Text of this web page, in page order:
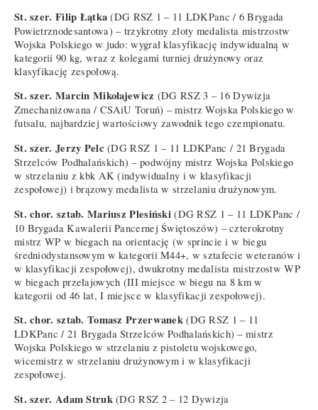
St. szer. Filip Łątka (DG RSZ 1 – 11 LDKPanc / 6 Brygada
Powietrznodesantowa) – trzykrotny złoty medalista mistrzostw
Wojska Polskiego w judo: wygrał klasyfikację indywidualną w
kategorii 90 kg, wraz z kolegami turniej drużynowy oraz
klasyfikację zespołową.
St. szer. Marcin Mikołajewicz (DG RSZ 3 – 16 Dywizja
Zmechanizowana / CSAiU Toruń) – mistrz Wojska Polskiego w
futsalu, najbardziej wartościowy zawodnik tego czempionatu.
St. szer. Jerzy Pelc (DG RSZ 1 – 11 LDKPanc / 21 Brygada
Strzelców Podhalańskich) – podwójny mistrz Wojska Polskiego
w strzelaniu z kbk AK (indywidualny i w klasyfikacji
zespołowej) i brązowy medalista w strzelaniu drużynowym.
St. chor. sztab. Mariusz Plesiński (DG RSZ 1 – 11 LDKPanc /
10 Brygada Kawalerii Pancernej Świętoszów) – czterokrotny
mistrz WP w biegach na orientację (w sprincie i w biegu
średniodystansowym w kategorii M44+, w sztafecie weteranów i
w klasyfikacji zespołowej), dwukrotny medalista mistrzostw WP
w biegach przełajowych (III miejsce w biegu na 8 km w
kategorii od 46 lat, I miejsce w klasyfikacji zespołowej).
St. chor. sztab. Tomasz Przerwanek(DG RSZ 1 – 11
LDKPanc / 21 Brygada Strzelców Podhalańskich) – mistrz
Wojska Polskiego w strzelaniu z pistoletu wojskowego,
wicemistrz w strzelaniu drużynowym i w klasyfikacji
zespołowej.
St. szer. Adam Struk(DG RSZ 2 – 12 Dywizja